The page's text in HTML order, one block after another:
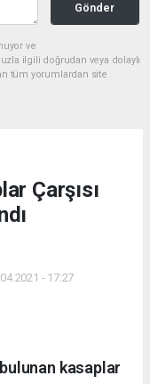
Gönder
ve
ilgili doğrudan veya dolaylı
tüm yorumlardan site
Çarşısı
- 17:27
kasaplar